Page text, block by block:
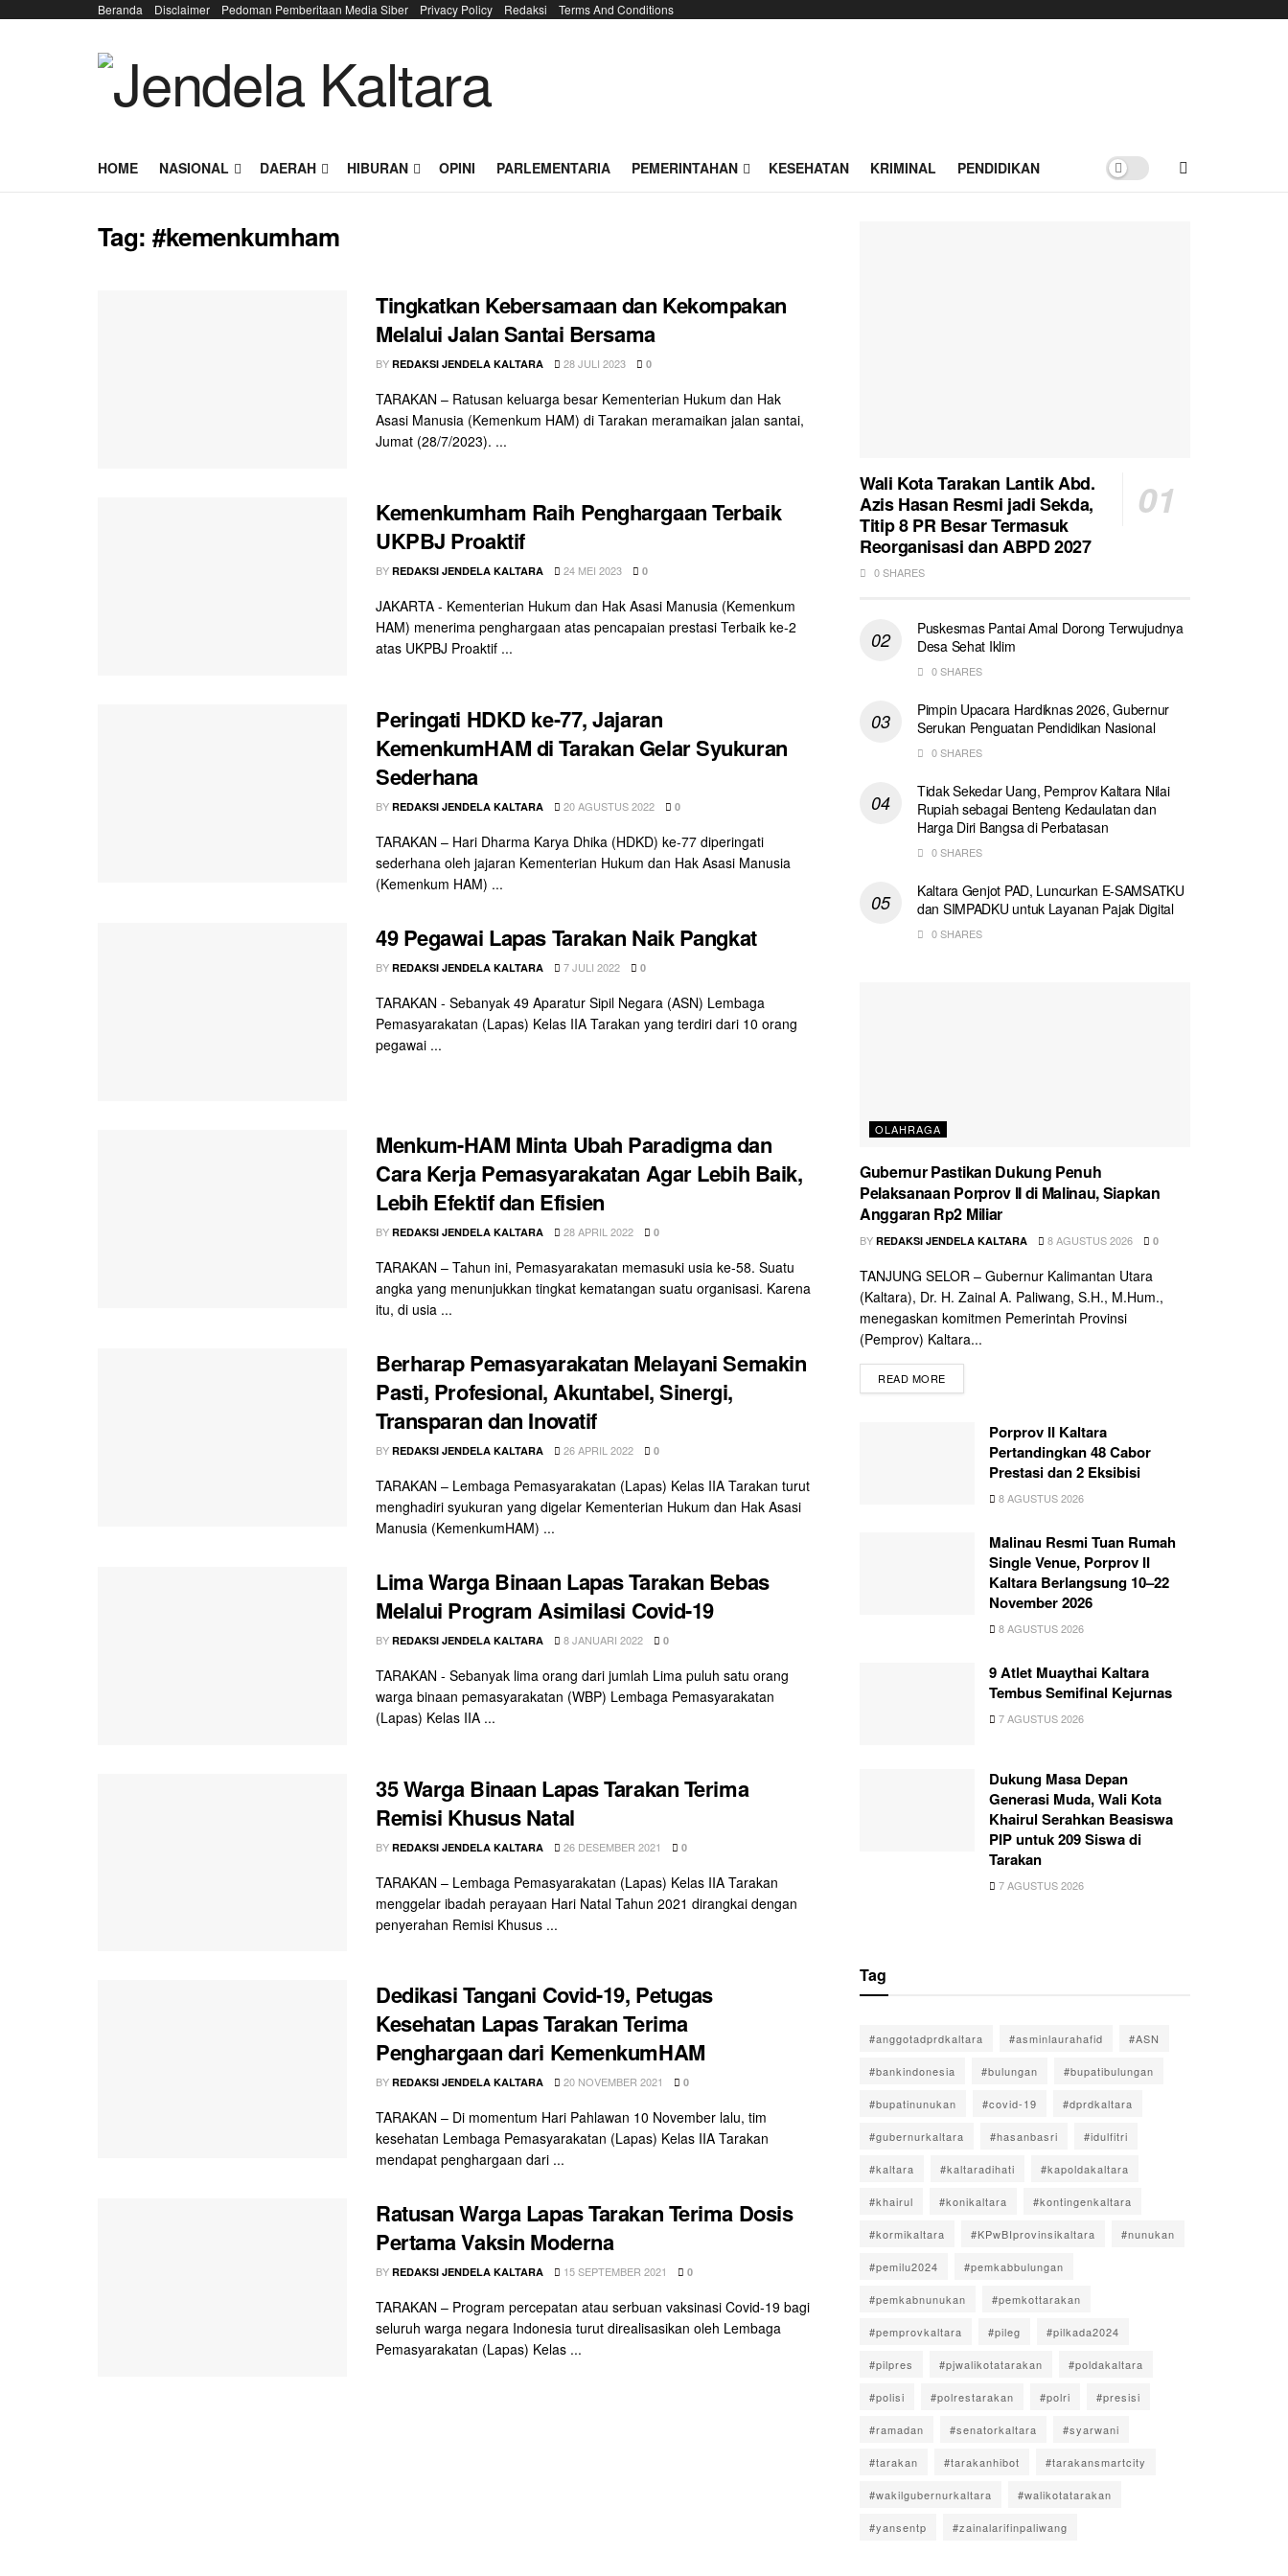
Beranda Disclaimer Pedoman Pemberitaan Media Siber Privacy Policy Redaksi Terms And Conditions
HOME NASIONAL DAERAH HIBURAN OPINI PARLEMENTARIA PEMERINTAHAN KESEHATAN KRIMINAL PENDIDIKAN
Tag:#kemenkumham
Tingkatkan Kebersamaan dan Kekompakan
Melalui Jalan Santai Bersama
BY REDAKSI JENDELA KALTARA 28 JULI 2023 0
TARAKAN – Ratusan keluarga besar Kementerian Hukum dan Hak
Asasi Manusia (Kemenkum HAM) di Tarakan meramaikan jalan santai,
Jumat (28/7/2023). ...
Kemenkumham Raih Penghargaan Terbaik
UKPBJ Proaktif
BY REDAKSI JENDELA KALTARA 24 MEI 2023 0
JAKARTA - Kementerian Hukum dan Hak Asasi Manusia (Kemenkum
HAM) menerima penghargaan atas pencapaian prestasi Terbaik ke-2
atas UKPBJ Proaktif ...
Peringati HDKD ke-77, Jajaran
KemenkumHAM di Tarakan Gelar Syukuran
Sederhana
BY REDAKSI JENDELA KALTARA 20 AGUSTUS 2022 0
TARAKAN – Hari Dharma Karya Dhika (HDKD) ke-77 diperingati
sederhana oleh jajaran Kementerian Hukum dan Hak Asasi Manusia
(Kemenkum HAM) ...
49 Pegawai Lapas Tarakan Naik Pangkat
BY REDAKSI JENDELA KALTARA 7 JULI 2022 0
TARAKAN - Sebanyak 49 Aparatur Sipil Negara (ASN) Lembaga
Pemasyarakatan (Lapas) Kelas IIA Tarakan yang terdiri dari 10 orang
pegawai ...
Menkum-HAM Minta Ubah Paradigma dan
Cara Kerja Pemasyarakatan Agar Lebih Baik,
Lebih Efektif dan Efisien
BY REDAKSI JENDELA KALTARA 28 APRIL 2022 0
TARAKAN – Tahun ini, Pemasyarakatan memasuki usia ke-58. Suatu
angka yang menunjukkan tingkat kematangan suatu organisasi. Karena
itu, di usia ...
Berharap Pemasyarakatan Melayani Semakin
Pasti, Profesional, Akuntabel, Sinergi,
Transparan dan Inovatif
BY REDAKSI JENDELA KALTARA 26 APRIL 2022 0
TARAKAN – Lembaga Pemasyarakatan (Lapas) Kelas IIA Tarakan turut
menghadiri syukuran yang digelar Kementerian Hukum dan Hak Asasi
Manusia (KemenkumHAM) ...
Lima Warga Binaan Lapas Tarakan Bebas
Melalui Program Asimilasi Covid-19
BY REDAKSI JENDELA KALTARA 8 JANUARI 2022 0
TARAKAN - Sebanyak lima orang dari jumlah Lima puluh satu orang
warga binaan pemasyarakatan (WBP) Lembaga Pemasyarakatan
(Lapas) Kelas IIA ...
35 Warga Binaan Lapas Tarakan Terima
Remisi Khusus Natal
BY REDAKSI JENDELA KALTARA 26 DESEMBER 2021 0
TARAKAN – Lembaga Pemasyarakatan (Lapas) Kelas IIA Tarakan
menggelar ibadah perayaan Hari Natal Tahun 2021 dirangkai dengan
penyerahan Remisi Khusus ...
Dedikasi Tangani Covid-19, Petugas
Kesehatan Lapas Tarakan Terima
Penghargaan dari KemenkumHAM
BY REDAKSI JENDELA KALTARA 20 NOVEMBER 2021 0
TARAKAN – Di momentum Hari Pahlawan 10 November lalu, tim
kesehatan Lembaga Pemasyarakatan (Lapas) Kelas IIA Tarakan
mendapat penghargaan dari ...
Ratusan Warga Lapas Tarakan Terima Dosis
Pertama Vaksin Moderna
BY REDAKSI JENDELA KALTARA 15 SEPTEMBER 2021 0
TARAKAN – Program percepatan atau serbuan vaksinasi Covid-19 bagi
seluruh warga negara Indonesia turut direalisasikan oleh Lembaga
Pemasyarakatan (Lapas) Kelas ...
Wali Kota Tarakan Lantik Abd.
Azis Hasan Resmi jadi Sekda,
Titip 8 PR Besar Termasuk
Reorganisasi dan ABPD 2027
0 SHARES
Puskesmas Pantai Amal Dorong Terwujudnya
Desa Sehat Iklim
0 SHARES
Pimpin Upacara Hardiknas 2026, Gubernur
Serukan Penguatan Pendidikan Nasional
0 SHARES
Tidak Sekedar Uang, Pemprov Kaltara Nilai
Rupiah sebagai Benteng Kedaulatan dan
Harga Diri Bangsa di Perbatasan
0 SHARES
Kaltara Genjot PAD, Luncurkan E-SAMSATKU
dan SIMPADKU untuk Layanan Pajak Digital
0 SHARES
OLAHRAGA
Gubernur Pastikan Dukung Penuh
Pelaksanaan Porprov II di Malinau, Siapkan
Anggaran Rp2 Miliar
BY REDAKSI JENDELA KALTARA 8 AGUSTUS 2026 0
TANJUNG SELOR – Gubernur Kalimantan Utara
(Kaltara), Dr. H. Zainal A. Paliwang, S.H., M.Hum.,
menegaskan komitmen Pemerintah Provinsi
(Pemprov) Kaltara...
READ MORE
Porprov II Kaltara
Pertandingkan 48 Cabor
Prestasi dan 2 Eksibisi
8 AGUSTUS 2026
Malinau Resmi Tuan Rumah
Single Venue, Porprov II
Kaltara Berlangsung 10–22
November 2026
8 AGUSTUS 2026
9 Atlet Muaythai Kaltara
Tembus Semifinal Kejurnas
7 AGUSTUS 2026
Dukung Masa Depan
Generasi Muda, Wali Kota
Khairul Serahkan Beasiswa
PIP untuk 209 Siswa di
Tarakan
7 AGUSTUS 2026
Tag
#anggotadprdkaltara #asminlaurahafid #ASN
#bankindonesia #bulungan #bupatibulungan
#bupatinunukan #covid-19 #dprdkaltara
#gubernurkaltara #hasanbasri #idulfitri
#kaltara #kaltaradihati #kapoldakaltara
#khairul #konikaltara #kontingenkaltara
#kormikaltara #KPwBIprovinsikaltara #nunukan
#pemilu2024 #pemkabbulungan
#pemkabnunukan #pemkottarakan
#pemprovkaltara #pileg #pilkada2024
#pilpres #pjwalikotatarakan #poldakaltara
#polisi #polrestarakan #polri #presisi
#ramadan #senatorkaltara #syarwani
#tarakan #tarakanhibot #tarakansmartcity
#wakilgubernurkaltara #walikotatarakan
#yansentp #zainalarifinpaliwang